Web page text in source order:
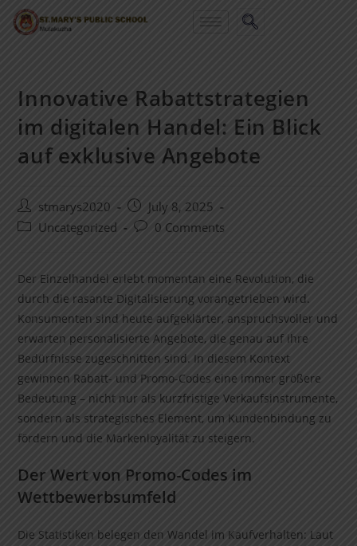
Innovative Rabattstrategien
im digitalen Handel: Ein Blick
auf exklusive Angebote
stmarys2020
July 8, 2025
Uncategorized
0 Comments
Der Einzelhandel erlebt momentan eine Revolution, die
durch die rasante Digitalisierung vorangetrieben wird.
Konsumenten sind heute aufgeklärter, anspruchsvoller und
erwarten personalisierte Angebote, die genau auf ihre
Bedürfnisse zugeschnitten sind. In diesem Kontext
gewinnen Rabatt- und Promo-Codes eine immer größere
Bedeutung – nicht nur als kurzfristige Verkaufsinstrumente,
sondern als strategisches Element, um Kundenbindung zu
fördern und die Markenloyalität zu steigern.
Der Wert von Promo-Codes im
Wettbewerbsumfeld
Die Statistiken belegen den Wandel im Kaufverhalten: Laut